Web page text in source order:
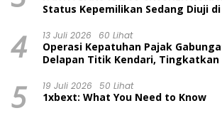
Status Kepemilikan Sedang Diuji
Dinilai Prematur
4 13 Juli 2026 60 Lihat
Operasi Kepatuhan Pajak
Delapan Titik Kendari, Tingkatkan
5 19 Juli 2026 50 Lihat
1xbext: What You Need to Know